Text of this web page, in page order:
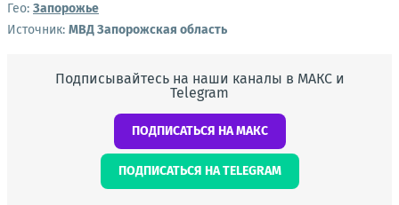
Гео: Запорожье
Источник: МВД Запорожская область
Подписывайтесь на наши каналы в МАКС и
Telegram
ПОДПИСАТЬСЯ НА МАКС
ПОДПИСАТЬСЯ НА TELEGRAM